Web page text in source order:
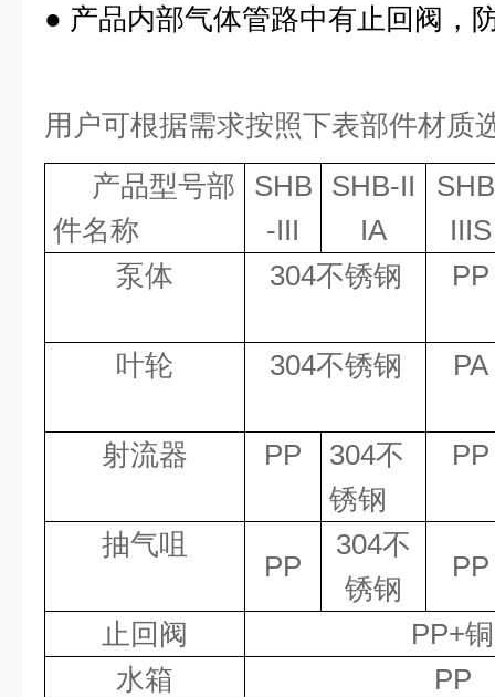
● 产品内部气体管路中有止回阀，
用户可根据需求按照下表部件材质
产品型号部
件名称
SHB
-III
SHB-II
IA
IIIS
泵体
304不锈钢 PP
叶轮 304不锈钢 PA
射流器 PP 304不
锈钢
PP
抽气咀
PP
304不
锈钢
PP
止回阀 PP+铜
水箱
PP